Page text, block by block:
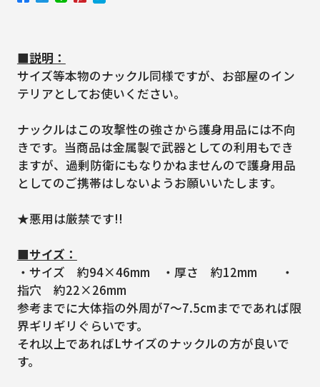
■説明：
サイズ等本物のナックル同様ですが、お部屋のイン
テリアとしてお使いください。
ナックルはこの攻撃性の強さから護身用品には不向
きです。当商品は金属製で武器としての利用もでき
ますが、過剰防衛にもなりかねませんので護身用品
としてのご携帯はしないようお願いいたします。
★悪用は厳禁です!!
■サイズ：
・サイズ 約94×46mm ・厚さ 約12mm ・
指穴 約22×26mm
参考までに大体指の外周が7～7.5cmまでであれば限
界ギリギリぐらいです。
それ以上であればLサイズのナックルの方が良いで
す。